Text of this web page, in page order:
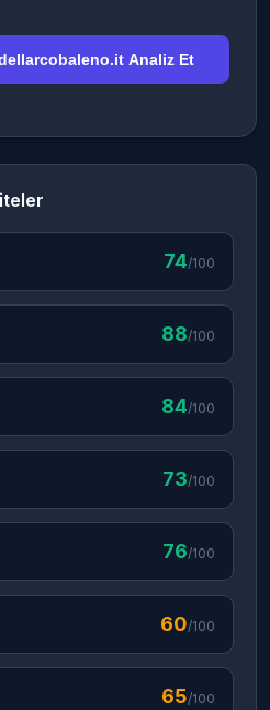
Analiz Et
74/100
88/100
84/100
73/100
76/100
60/100
65/100